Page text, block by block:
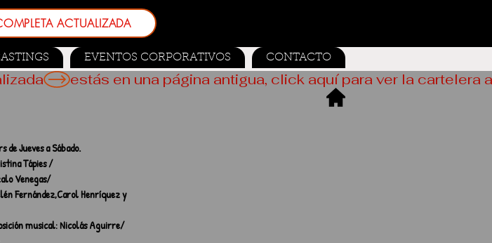
ACTUALIZADA
EVENTOS CORPORATIVOS CONTACTO
Jueves a Sábado.
Tápies /
Venegas/
Fernández,Carol Henríquez y
musical: Nicolás Aguirre/